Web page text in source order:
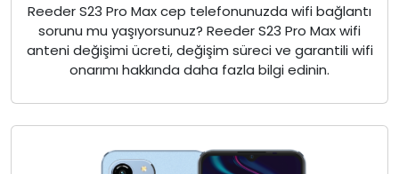
Reeder S23 Pro Max cep telefonunuzda wifi bağlantı
sorunu mu yaşıyorsunuz? Reeder S23 Pro Max wifi
anteni değişimi ücreti, değişim süreci ve garantili wifi
onarımı hakkında daha fazla bilgi edinin.